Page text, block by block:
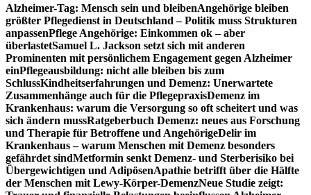
Alzheimer-Tag: Mensch sein und bleibenAngehörige bleiben
größter Pflegedienst in Deutschland – Politik muss Strukturen
anpassenPflege Angehörige: Einkommen ok – aber
überlastetSamuel L. Jackson setzt sich mit anderen
Prominenten mit persönlichem Engagement gegen Alzheimer
einPflegeausbildung: nicht alle bleiben bis zum
SchlussKindheitserfahrungen und Demenz: Unerwartete
Zusammenhänge auch für die PflegepraxisDemenz im
Krankenhaus: warum die Versorgung so oft scheitert und was
sich ändern mussRatgeberbuch Demenz: neues aus Forschung
und Therapie für Betroffene und AngehörigeDelir im
Krankenhaus – warum Menschen mit Demenz besonders
gefährdet sindMetformin senkt Demenz- und Sterberisiko bei
Übergewichtigen und AdipösenApathie betrifft über die Hälfte
der Menschen mit Lewy-Körper-DemenzNeue Studie zeigt: